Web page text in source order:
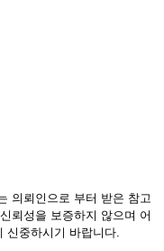
의뢰인으로 부터 받은 참고
뢰성을 보증하지 않으며 어
신중하시기 바랍니다.